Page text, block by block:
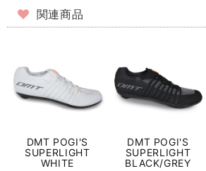
関連商品
DMT POGI'S
SUPERLIGHT
WHITE
DMT POGI'S
SUPERLIGHT
BLACK/GREY